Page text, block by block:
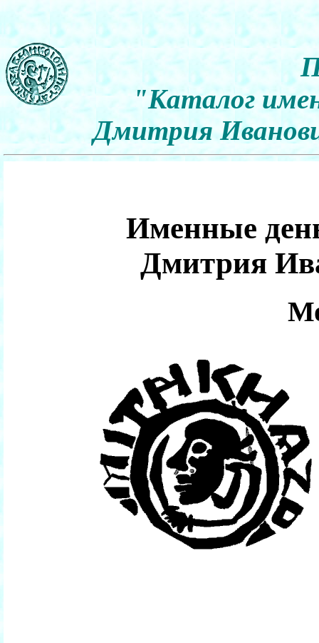
"Каталог
Дмитрия
Именные
Дмитрия